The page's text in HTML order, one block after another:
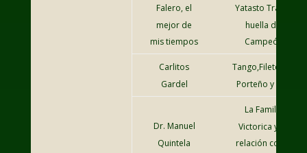
Falero, el
mejor de
mis tiempos
Yatasto Tras la
huella del
Campeón
Carlitos
Gardel
Tango,Fileteado
Porteño y Turf
Dr. Manuel
Quintela
La Familia
Victorica y su
relación con el